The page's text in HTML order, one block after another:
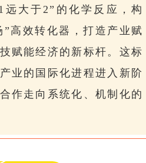
远大于2”的化学反应，构
高效转化器，打造产业赋
赋能经济的新标杆。这标
业的国际化进程进入新阶
作走向系统化、机制化的